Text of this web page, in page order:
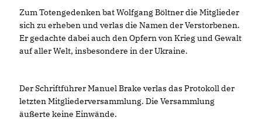
Zum Totengedenken bat Wolfgang Böltner die Mitglieder
sich zu erheben und verlas die Namen der Verstorbenen.
Er gedachte dabei auch den Opfern von Krieg und Gewalt
auf aller Welt, insbesondere in der Ukraine.
Der Schriftführer Manuel Brake verlas das Protokoll der
letzten Mitgliederversammlung. Die Versammlung
äußerte keine Einwände.